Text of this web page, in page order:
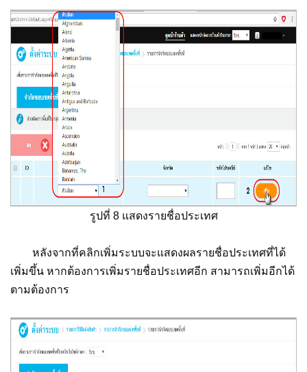
รูปที่ 8 แสดงรายชื่อประเทศ
หลังจากที่คลิกเพิ่มระบบจะแสดงผลรายชื่อประเทศที่ได้
เพิ่มขึ้น หากต้องการเพิ่มรายชื่อประเทศอีก สามารถเพิ่มอีกได้
ตามต้องการ